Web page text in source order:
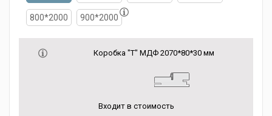
800*2000 900*2000
Коробка "Т" МДФ 2070*80*30 мм
Входит в стоимость